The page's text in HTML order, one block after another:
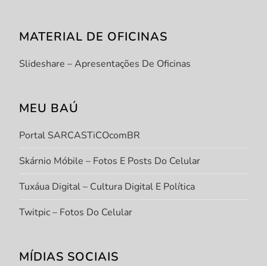
MATERIAL DE OFICINAS
Slideshare – Apresentações De Oficinas
MEU BAÚ
Portal SARCASTiCOcomBR
Skárnio Móbile – Fotos E Posts Do Celular
Tuxáua Digital – Cultura Digital E Política
Twitpic – Fotos Do Celular
MÍDIAS SOCIAIS